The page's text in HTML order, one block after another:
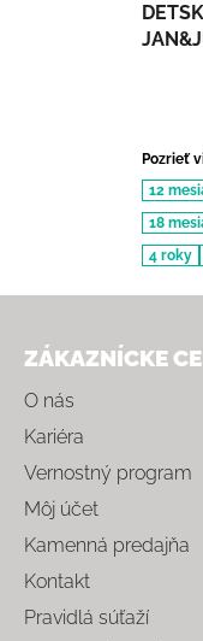
Pozrieť
12
18
4 roky
ZÁKAZNÍCKE
O nás
Kariéra
Vernostný program
Môj účet
Kamenná predajňa
Kontakt
Pravidlá súťaží